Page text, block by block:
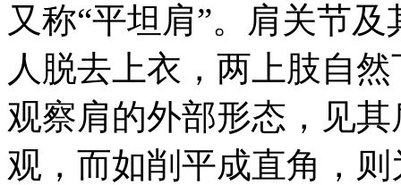
又称“平坦肩”。肩关节
人脱去上衣，两上肢自
观察肩的外部形态，见
观，而如削平成直角，